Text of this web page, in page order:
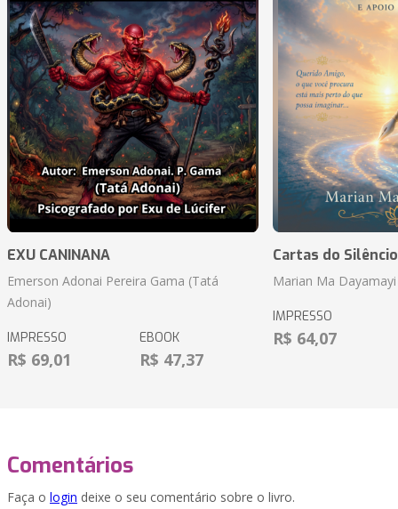
EXU CANINANA
Emerson Adonai Pereira Gama (Tatá
Adonai)
IMPRESSO
R$ 69,01
EBOOK
R$ 47,37
Cartas do Silêncio
Marian Ma Dayamayi
IMPRESSO
R$ 64,07
Comentários
Faça o login deixe o seu comentário sobre o livro.